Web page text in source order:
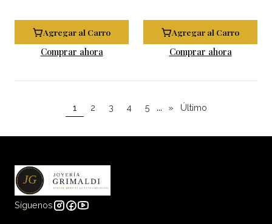
Agregar al Carro
Comprar ahora
Agregar al Carro
Comprar ahora
1 2 3 4 5 ... » Último
Síguenos